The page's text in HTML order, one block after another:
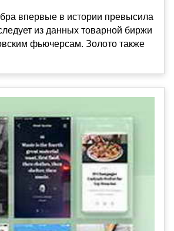
впервые в истории превысила
из данных товарной биржи
фьючерсам. Золото также